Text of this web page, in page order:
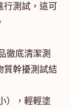
行測試，這可
徹底清潔測
質幹擾測試結
），輕輕塗